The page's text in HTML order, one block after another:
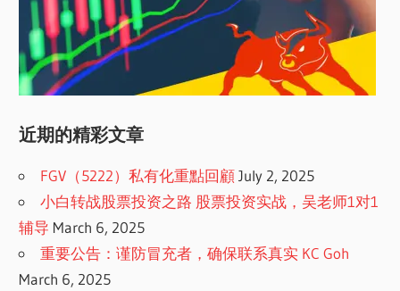
近期的精彩文章
FGV（5222）私有化重點回顧 July 2, 2025
小白转战股票投资之路 股票投资实战，吴老师1对1
辅导 March 6, 2025
重要公告：谨防冒充者，确保联系真实 KC Goh
March 6, 2025